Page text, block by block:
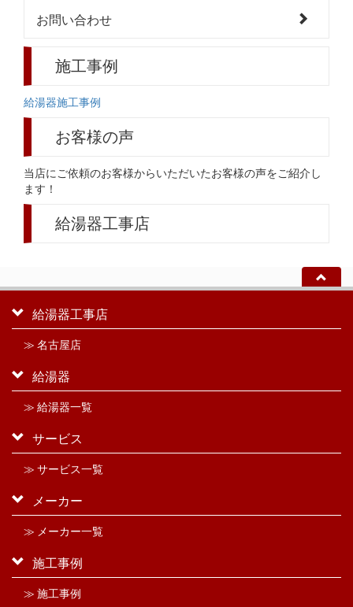
お問い合わせ
施工事例
給湯器施工事例
お客様の声
当店にご依頼のお客様からいただいたお客様の声をご紹介し
ます！
給湯器工事店
給湯器工事店
≫ 名古屋店
給湯器
≫ 給湯器一覧
サービス
≫ サービス一覧
メーカー
≫ メーカー一覧
施工事例
≫ 施工事例